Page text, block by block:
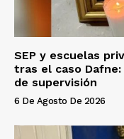
SEP y escuelas
tras el caso
de supervisión
6 De Agosto De 2026